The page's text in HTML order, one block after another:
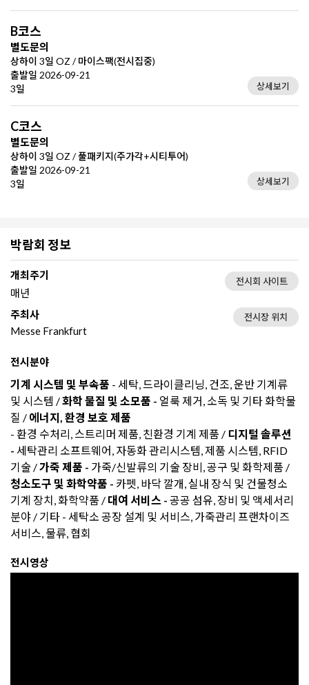
B코스
별도문의
상하이 3일 OZ / 마이스팩(전시집중)
출발일 2026-09-21
3일
상세보기
C코스
별도문의
상하이 3일 OZ / 풀패키지(주가각+시티투어)
출발일 2026-09-21
3일
상세보기
박람회 정보
개최주기
매년
전시회 사이트
주최사
Messe Frankfurt
전시장 위치
전시분야
기계 시스템 및 부속품 - 세탁, 드라이클리닝, 건조, 운반 기계류
및 시스템 /화학 물질 및 소모품 - 얼룩 제거, 소독 및 기타 화학물
질 / 에너지, 환경 보호 제품
- 환경 수처리, 스트리머 제품, 친환경 기계 제품 / 디지털 솔루션
- 세탁관리 소프트웨어, 자동화 관리시스템, 제품 시스템, RFID
기술 /가죽 제품 - 가죽/신발류의 기술 장비, 공구 및 화학제품 /
청소도구 및 화학약품 - 카펫, 바닥 깔개, 실내 장식 및 건물청소
기계 장치, 화학약품 / 대여 서비스 - 공공 섬유, 장비 및 액세서리
분야 / 기타 - 세탁소 공장 설계 및 서비스, 가죽관리 프랜차이즈
서비스, 물류, 협회
전시영상